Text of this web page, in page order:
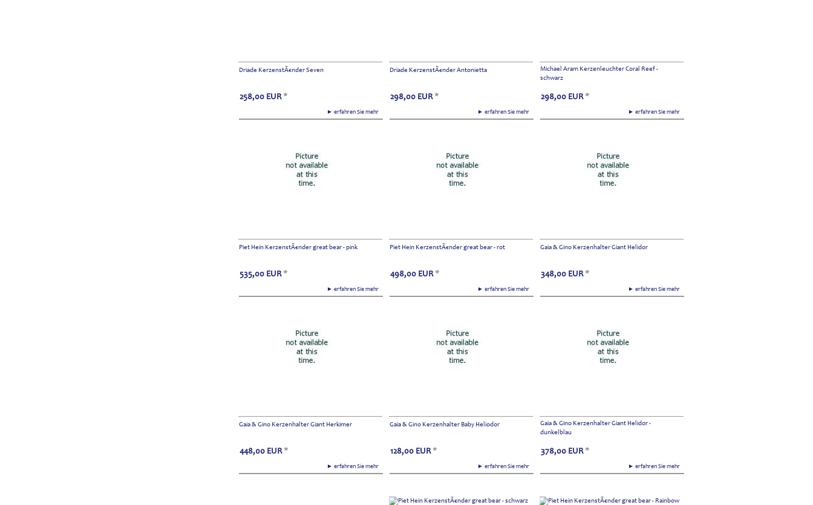
Driade KerzenstÃ€nder Seven
► erfahren Sie mehr
258,00 EUR *
Driade KerzenstÃ€nder Antonietta
► erfahren Sie mehr
298,00 EUR *
Michael Aram Kerzenleuchter Coral Reef -
schwarz
► erfahren Sie mehr
298,00 EUR *
Piet Hein KerzenstÃ€nder great bear - pink
► erfahren Sie mehr
535,00 EUR *
Piet Hein KerzenstÃ€nder great bear - rot
► erfahren Sie mehr
498,00 EUR *
Gaia & Gino Kerzenhalter Giant Helidor
► erfahren Sie mehr
348,00 EUR *
Gaia & Gino Kerzenhalter Giant Herkimer
► erfahren Sie mehr
448,00 EUR *
Gaia & Gino Kerzenhalter Baby Heliodor
► erfahren Sie mehr
128,00 EUR *
Gaia & Gino Kerzenhalter Giant Helidor -
dunkelblau
► erfahren Sie mehr
378,00 EUR *